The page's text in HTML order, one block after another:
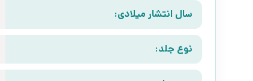
سال انتشار میلادی:
نوع جلد: